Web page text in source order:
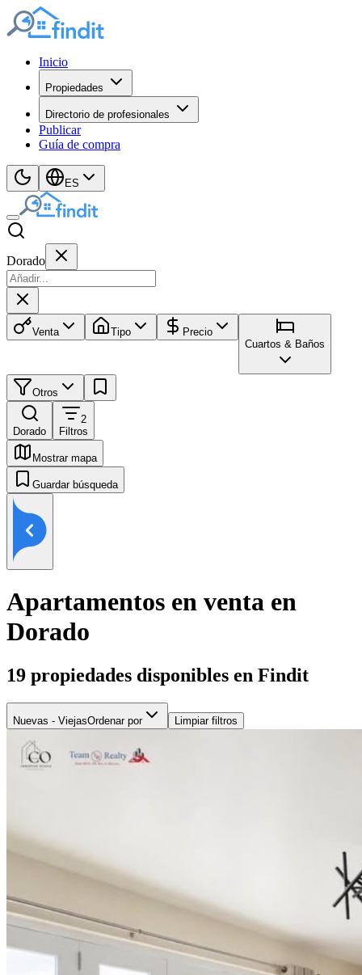
Inicio
Propiedades
Directorio de profesionales
Publicar
Guía de compra
ES
Dorado
Venta Tipo
Precio
Cuartos & Baños
Otros
Dorado
2
Filtros
Mostrar mapa
Guardar búsqueda
Apartamentos en venta en
Dorado
19 propiedades disponibles en Findit
Nuevas - ViejasOrdenar por Limpiar filtros